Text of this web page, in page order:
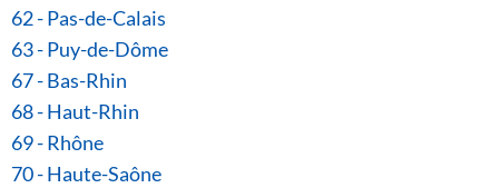
62 - Pas-de-Calais
63 - Puy-de-Dôme
67 - Bas-Rhin
68 - Haut-Rhin
69 - Rhône
70 - Haute-Saône